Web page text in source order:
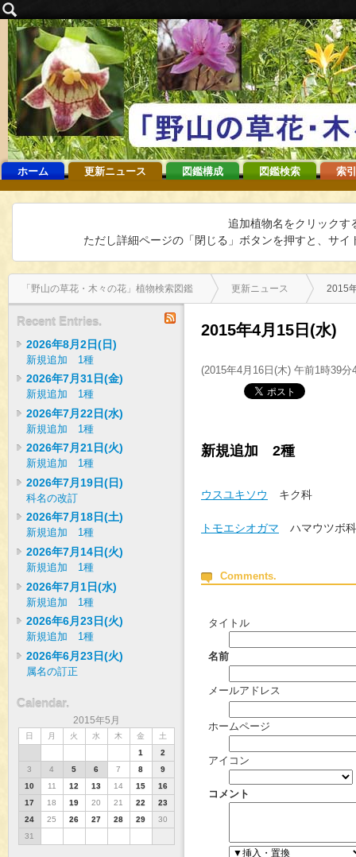
ホーム 更新ニュース 図鑑構成 図鑑検索 索
追加植物名をクリックす
ただし詳細ページの「閉じる」ボタンを押すと、サ
「野山の草花・木々の花」植物検索図鑑 更新ニュース 2015
2015年4月15日(水)
(2015年4月16日(木) 午前1時39分
新規追加 2種
ウスユキソウ キク科
トモエシオガマ ハマウツ
Comments.
タイトル
名前
メールアドレス
ホームページ
アイコン
コメント
Recent Entries.
2026年8月2日(日)
新規追加 1種
2026年7月31日(金)
新規追加 1種
2026年7月22日(水)
新規追加 1種
2026年7月21日(火)
新規追加 1種
2026年7月19日(日)
科名の改訂
2026年7月18日(土)
新規追加 1種
2026年7月14日(火)
新規追加 1種
2026年7月1日(水)
新規追加 1種
2026年6月23日(火)
新規追加 1種
2026年6月23日(火)
属名の訂正
Calendar.
2015年5月
日 月 火 水 木 金
土
1
2
3
4 5 6 7 8
9
10
11 12 13 14 15
16
17
18 19 20 21 22
23
24
25 26 27 28 29
30
31